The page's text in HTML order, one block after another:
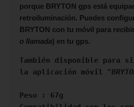
porque BRYTON gps está
retroiluminación. Puedes
BRYTON con tu móvil para
o llamada) en tu gps.
También disponible para
la aplicación móvil "
Peso : 67g